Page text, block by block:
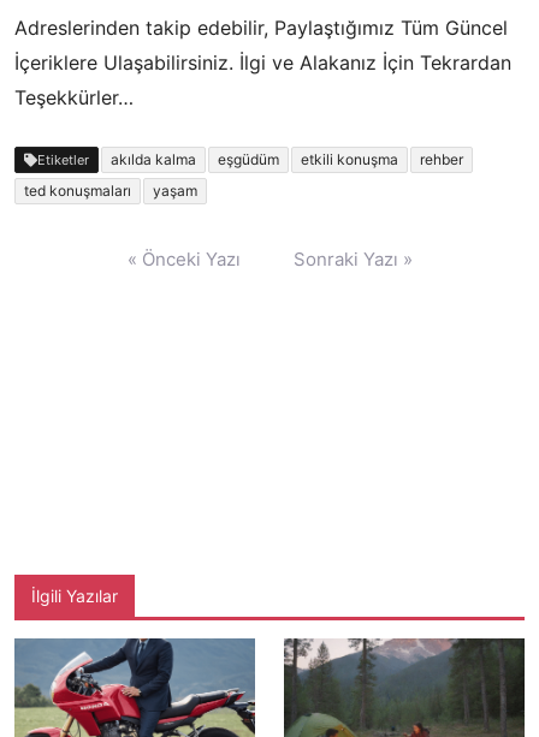
Adreslerinden takip edebilir, Paylaştığımız Tüm Güncel
İçeriklere Ulaşabilirsiniz. İlgi ve Alakanız İçin Tekrardan
Teşekkürler…
Etiketler akılda kalma eşgüdüm etkili konuşma
rehber
ted konuşmaları
yaşam
« Önceki Yazı Sonraki Yazı »
İlgili Yazılar